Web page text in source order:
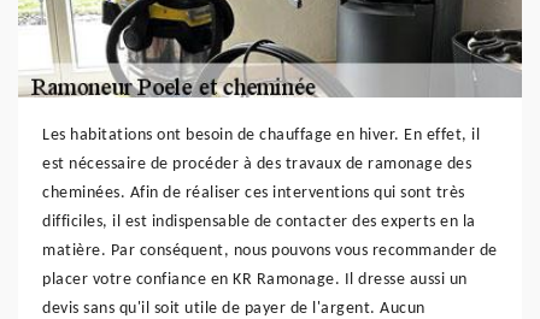
Les habitations ont besoin de chauffage en hiver. En effet, il
est nécessaire de procéder à des travaux de ramonage des
cheminées. Afin de réaliser ces interventions qui sont très
difficiles, il est indispensable de contacter des experts en la
matière. Par conséquent, nous pouvons vous recommander de
placer votre confiance en KR Ramonage. Il dresse aussi un
devis sans qu'il soit utile de payer de l'argent. Aucun